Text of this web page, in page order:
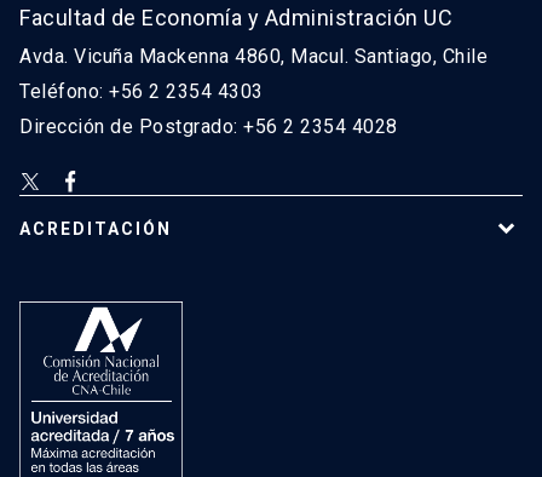
Facultad de Economía y Administración UC
Avda. Vicuña Mackenna 4860, Macul. Santiago, Chile
Teléfono: +56 2 2354 4303
Dirección de Postgrado: +56 2 2354 4028
ACREDITACIÓN